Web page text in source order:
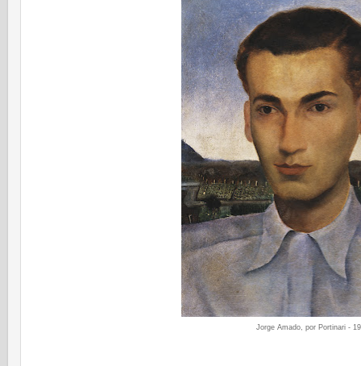
Jorge Amado, por Portinari -